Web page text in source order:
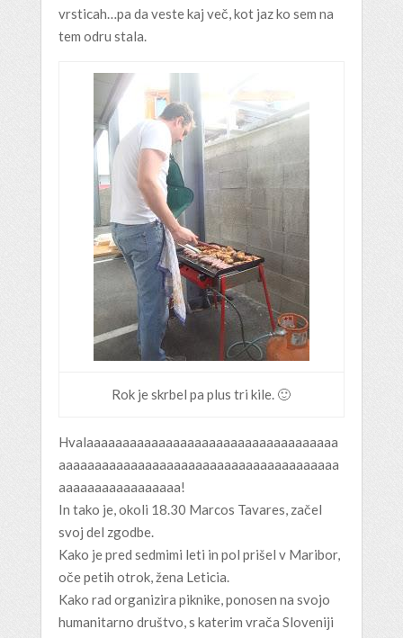
vrsticah…pa da veste kaj več, kot jaz ko sem na
tem odru stala.
Rok je skrbel pa plus tri kile. 🙂
Hvalaaaaaaaaaaaaaaaaaaaaaaaaaaaaaaaaaaa
aaaaaaaaaaaaaaaaaaaaaaaaaaaaaaaaaaaaaaa
aaaaaaaaaaaaaaaaa!
In tako je, okoli 18.30 Marcos Tavares, začel
svoj del zgodbe.
Kako je pred sedmimi leti in pol prišel v Maribor,
oče petih otrok, žena Leticia.
Kako rad organizira piknike, ponosen na svojo
humanitarno društvo, s katerim vrača Sloveniji